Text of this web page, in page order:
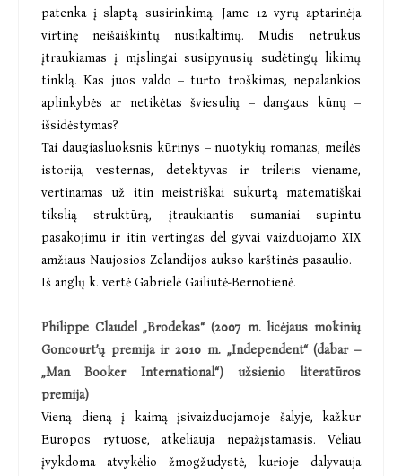
patenka į slaptą susirinkimą. Jame 12 vyrų aptarinėja
virtinę neišaiškintų nusikaltimų. Mūdis netrukus
įtraukiamas į mįslingai susipynusių sudėtingų likimų
tinklą. Kas juos valdo – turto troškimas, nepalankios
aplinkybės ar netikėtas šviesulių – dangaus kūnų –
išsidėstymas?
Tai daugiasluoksnis kūrinys – nuotykių romanas, meilės
istorija, vesternas, detektyvas ir trileris viename,
vertinamas už itin meistriškai sukurtą matematiškai
tikslią struktūrą, įtraukiantis sumaniai supintu
pasakojimu ir itin vertingas dėl gyvai vaizduojamo XIX
amžiaus Naujosios Zelandijos aukso karštinės pasaulio.
Iš anglų k. vertė Gabrielė Gailiūtė-Bernotienė.
Philippe Claudel „Brodekas“ (2007 m. licėjaus mokinių
Goncourt’ų premija ir 2010 m. „Independent“ (dabar –
„Man Booker International“) užsienio literatūros
premija)
Vieną dieną į kaimą įsivaizduojamoje šalyje, kažkur
Europos rytuose, atkeliauja nepažįstamasis. Vėliau
įvykdoma atvykėlio žmogžudystė, kurioje dalyvauja